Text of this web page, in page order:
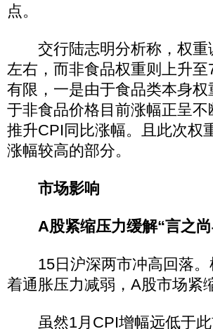
点。
交行陆志明分析称，权重
左右，而非食品权重则上升
有限，一是由于食品类本身
于非食品价格目前涨幅正呈
推升CPI同比涨幅。且此次权
涨幅较高的部分。
市场影响
A股紧缩压力缓解“言之
15日沪深两市冲高回落。
着通胀压力减弱，A股市场紧
虽然1月CPI增幅远低于此